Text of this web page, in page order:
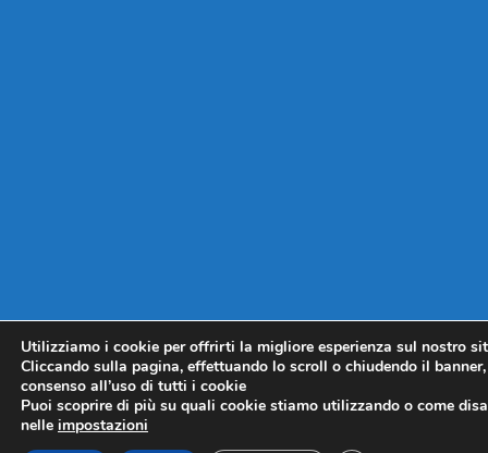
Utilizziamo i cookie per offrirti la migliore esperienza sul nostro
Cliccando sulla pagina, effettuando lo scroll o chiudendo il
consenso all’uso di tutti i cookie
Puoi scoprire di più su quali cookie stiamo utilizzando o come
nelle impostazioni